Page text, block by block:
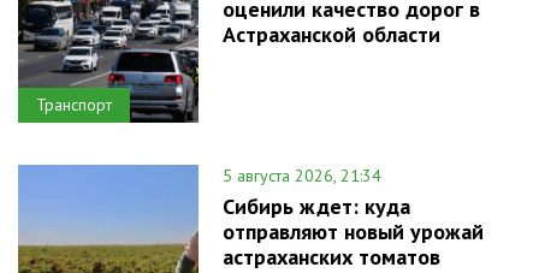
Транспорт
оценили качество дорог в
Астраханской области
5 августа 2026, 21:34
Сибирь ждет: куда
отправляют новый урожай
астраханских томатов